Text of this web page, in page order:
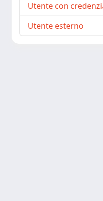
Utente con
Utente esterno